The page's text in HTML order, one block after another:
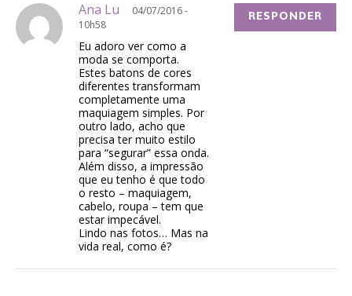
Ana Lu
04/07/2016 -
10h58
Eu adoro ver como a
moda se comporta.
Estes batons de cores
diferentes transformam
completamente uma
maquiagem simples. Por
outro lado, acho que
precisa ter muito estilo
para “segurar” essa onda.
Além disso, a impressão
que eu tenho é que todo
o resto – maquiagem,
cabelo, roupa – tem que
estar impecável.
Lindo nas fotos… Mas na
vida real, como é?
RESPONDER